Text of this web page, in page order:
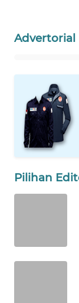
Advertorial
Pilihan
LIKUPANG
LABUANBAJO
WN
BORNEO
Wahana
Media
Group